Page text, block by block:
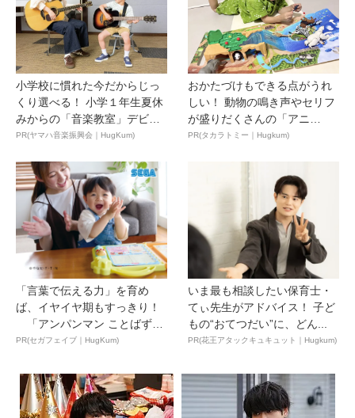
小学校に慣れた今だからじっ
くり選べる！ 小学１年生夏休
みからの「音楽教室」デビ
ュ...
PR(ヤマハ音楽振興会｜HugKum)
おかたづけもできる点がうれ
しい！ 動物の鳴き声やセリフ
が盛りだくさんの「アニ
ア ...
PR(タカラトミー｜Hugkum)
「言葉で伝える力」を育め
ば、イヤイヤ期もすっきり！
「アンパンマン ことばずか
ん...
PR(セガフェイブ｜HugKum)
いま最も相談したい保育士・
てぃ先生がアドバイス！ 子ど
もの“おてつだい”に、どん...
PR(花王アタックキュキュット｜Hugkum)